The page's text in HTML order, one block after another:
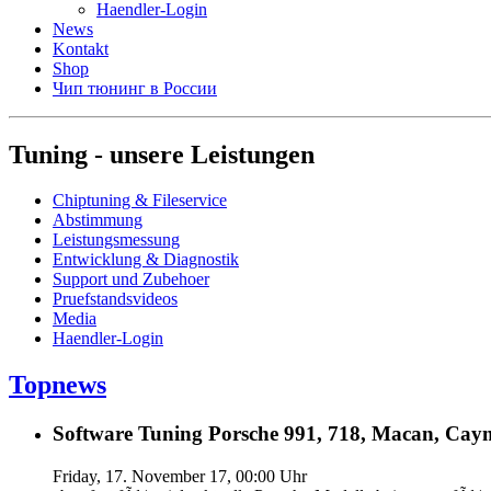
Haendler-Login
News
Kontakt
Shop
Чип тюнинг в России
Tuning - unsere Leistungen
Chiptuning & Fileservice
Abstimmung
Leistungsmessung
Entwicklung & Diagnostik
Support und Zubehoer
Pruefstandsvideos
Media
Haendler-Login
Topnews
Software Tuning Porsche 991, 718, Macan,
Friday, 17. November 17, 00:00 Uhr